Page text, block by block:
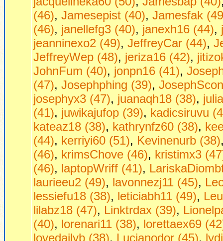
(46), Jamesepist (40), Jamesfak
(46), janellefg3 (40), janexh16 (44),
jeanninexo2 (49), JeffreyCar (44),
JeffreyWep (48), jeriza16 (42),
JohnFum (40), jonpn16 (41),
(47), Josephphing (39),
josephyx3 (47), juanaqh18 (38),
(41), juwikajufop (39), kadicsiruvu
kateaz18 (38), kathrynfz60 (38),
(44), kerriyi60 (51), Kevinenurb (38)
(46), krimsChove (46), kristimx3
(46), laptopWriff (41),
laurieeu2 (49), lavonnezj11 (45),
lessiefu18 (38), leticiabh11 (49),
lilabz18 (47), Linktrdax (39),
(40), lorenari11 (38), lorettaex69
lovedailyb (38), Lucianodor (45),